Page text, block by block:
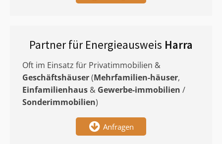
Partner für Energieausweis Harra
Oft im Einsatz für Privatimmobilien &
Geschäftshäuser(Mehrfamilien-häuser,
Einfamilienhaus & Gewerbe-immobilien /
Sonderimmobilien)
Anfragen